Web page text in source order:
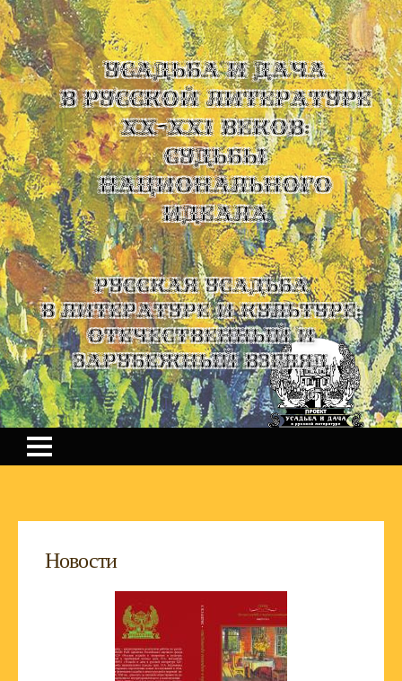
УСАДЬБА И ДАЧА
В РУССКОЙ ЛИТЕРАТУРЕ
XX-XXI ВЕКОВ:
СУДЬБЫ
НАЦИОНАЛЬНОГО
ИДЕАЛА
Русская усадьба
в литературе и культуре:
отечественный и
зарубежный взгляд
Новости